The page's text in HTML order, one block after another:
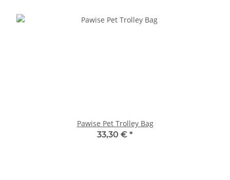
Pawise Pet Trolley Bag
33,30 € *